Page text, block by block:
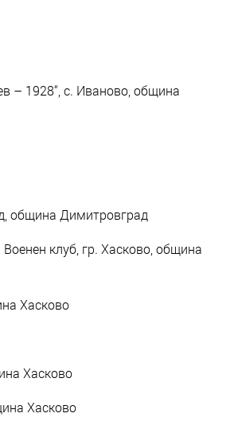
– 1928“, с. Иваново, община
община Димитровград
клуб, гр. Хасково, община
Хасково
Хасково
Хасково